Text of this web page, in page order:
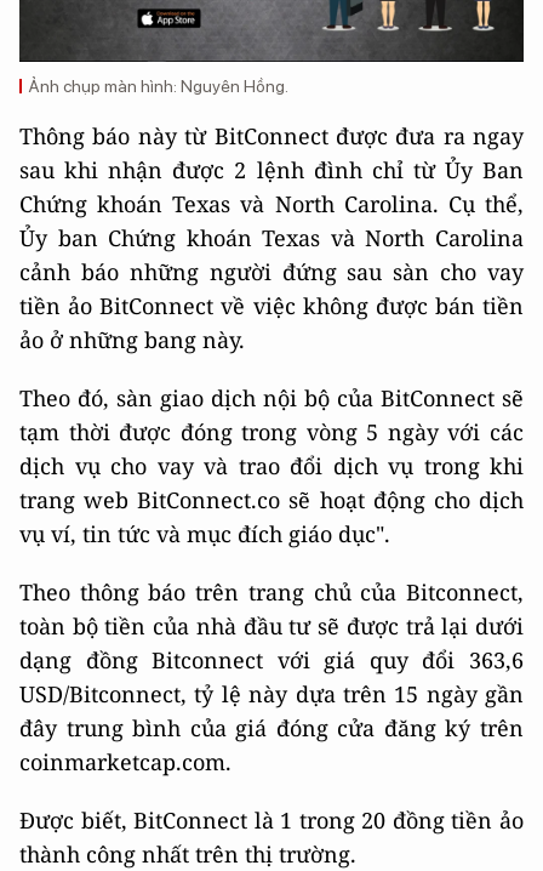
Ảnh chụp màn hình: Nguyên Hồng.
Thông báo này từ BitConnect được đưa ra ngay
sau khi nhận được 2 lệnh đình chỉ từ Ủy Ban
Chứng khoán Texas và North Carolina. Cụ thể,
Ủy ban Chứng khoán Texas và North Carolina
cảnh báo những người đứng sau sàn cho vay
tiền ảo BitConnect về việc không được bán tiền
ảo ở những bang này.
Theo đó, sàn giao dịch nội bộ của BitConnect sẽ
tạm thời được đóng trong vòng 5 ngày với các
dịch vụ cho vay và trao đổi dịch vụ trong khi
trang web BitConnect.co sẽ hoạt động cho dịch
vụ ví, tin tức và mục đích giáo dục".
Theo thông báo trên trang chủ của Bitconnect,
toàn bộ tiền của nhà đầu tư sẽ được trả lại dưới
dạng đồng Bitconnect với giá quy đổi 363,6
USD/Bitconnect, tỷ lệ này dựa trên 15 ngày gần
đây trung bình của giá đóng cửa đăng ký trên
coinmarketcap.com.
Được biết, BitConnect là 1 trong 20 đồng tiền ảo
thành công nhất trên thị trường.